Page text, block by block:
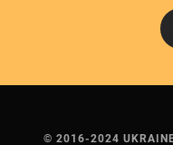
© 2016-2024